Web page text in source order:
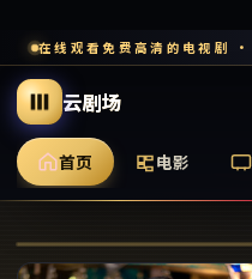
云剧场
首页 电影